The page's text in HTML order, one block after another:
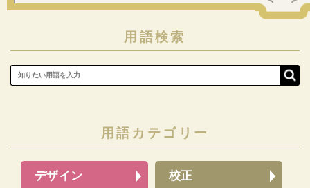
用語検索
用語カテゴリー
デザイン 校正